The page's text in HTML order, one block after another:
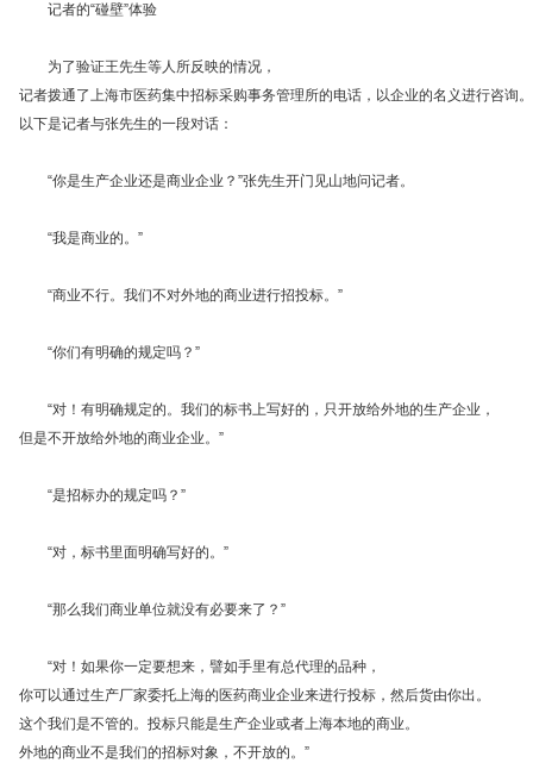
记者的“碰壁”体验
为了验证王先生等人所反映的情况，
记者拨通了上海市医药集中招标采购事务管理所的电话，以企业的名义进行咨询。
以下是记者与张先生的一段对话：
“你是生产企业还是商业企业？”张先生开门见山地问记者。
“我是商业的。”
“商业不行。我们不对外地的商业进行招投标。”
“你们有明确的规定吗？”
“对！有明确规定的。我们的标书上写好的，只开放给外地的生产企业，
但是不开放给外地的商业企业。”
“是招标办的规定吗？”
“对，标书里面明确写好的。”
“那么我们商业单位就没有必要来了？”
“对！如果你一定要想来，譬如手里有总代理的品种，
你可以通过生产厂家委托上海的医药商业企业来进行投标，然后货由你出。
这个我们是不管的。投标只能是生产企业或者上海本地的商业。
外地的商业不是我们的招标对象，不开放的。”